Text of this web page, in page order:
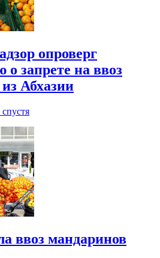
опроверг
запрете на ввоз
Абхазии
спустя
ввоз мандаринов